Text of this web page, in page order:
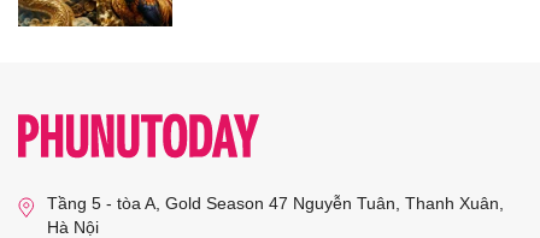
Tầng 5 - tòa A, Gold Season 47 Nguyễn Tuân, Thanh Xuân,
Hà Nội